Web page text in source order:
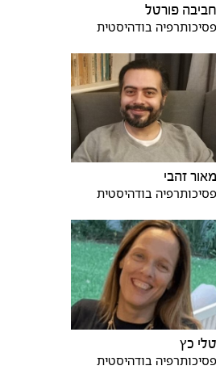
חביבה פורטל
פסיכותרפיה בודהיסטית
מאור זהבי
פסיכותרפיה בודהיסטית
טלי כץ
פסיכותרפיה בודהיסטית